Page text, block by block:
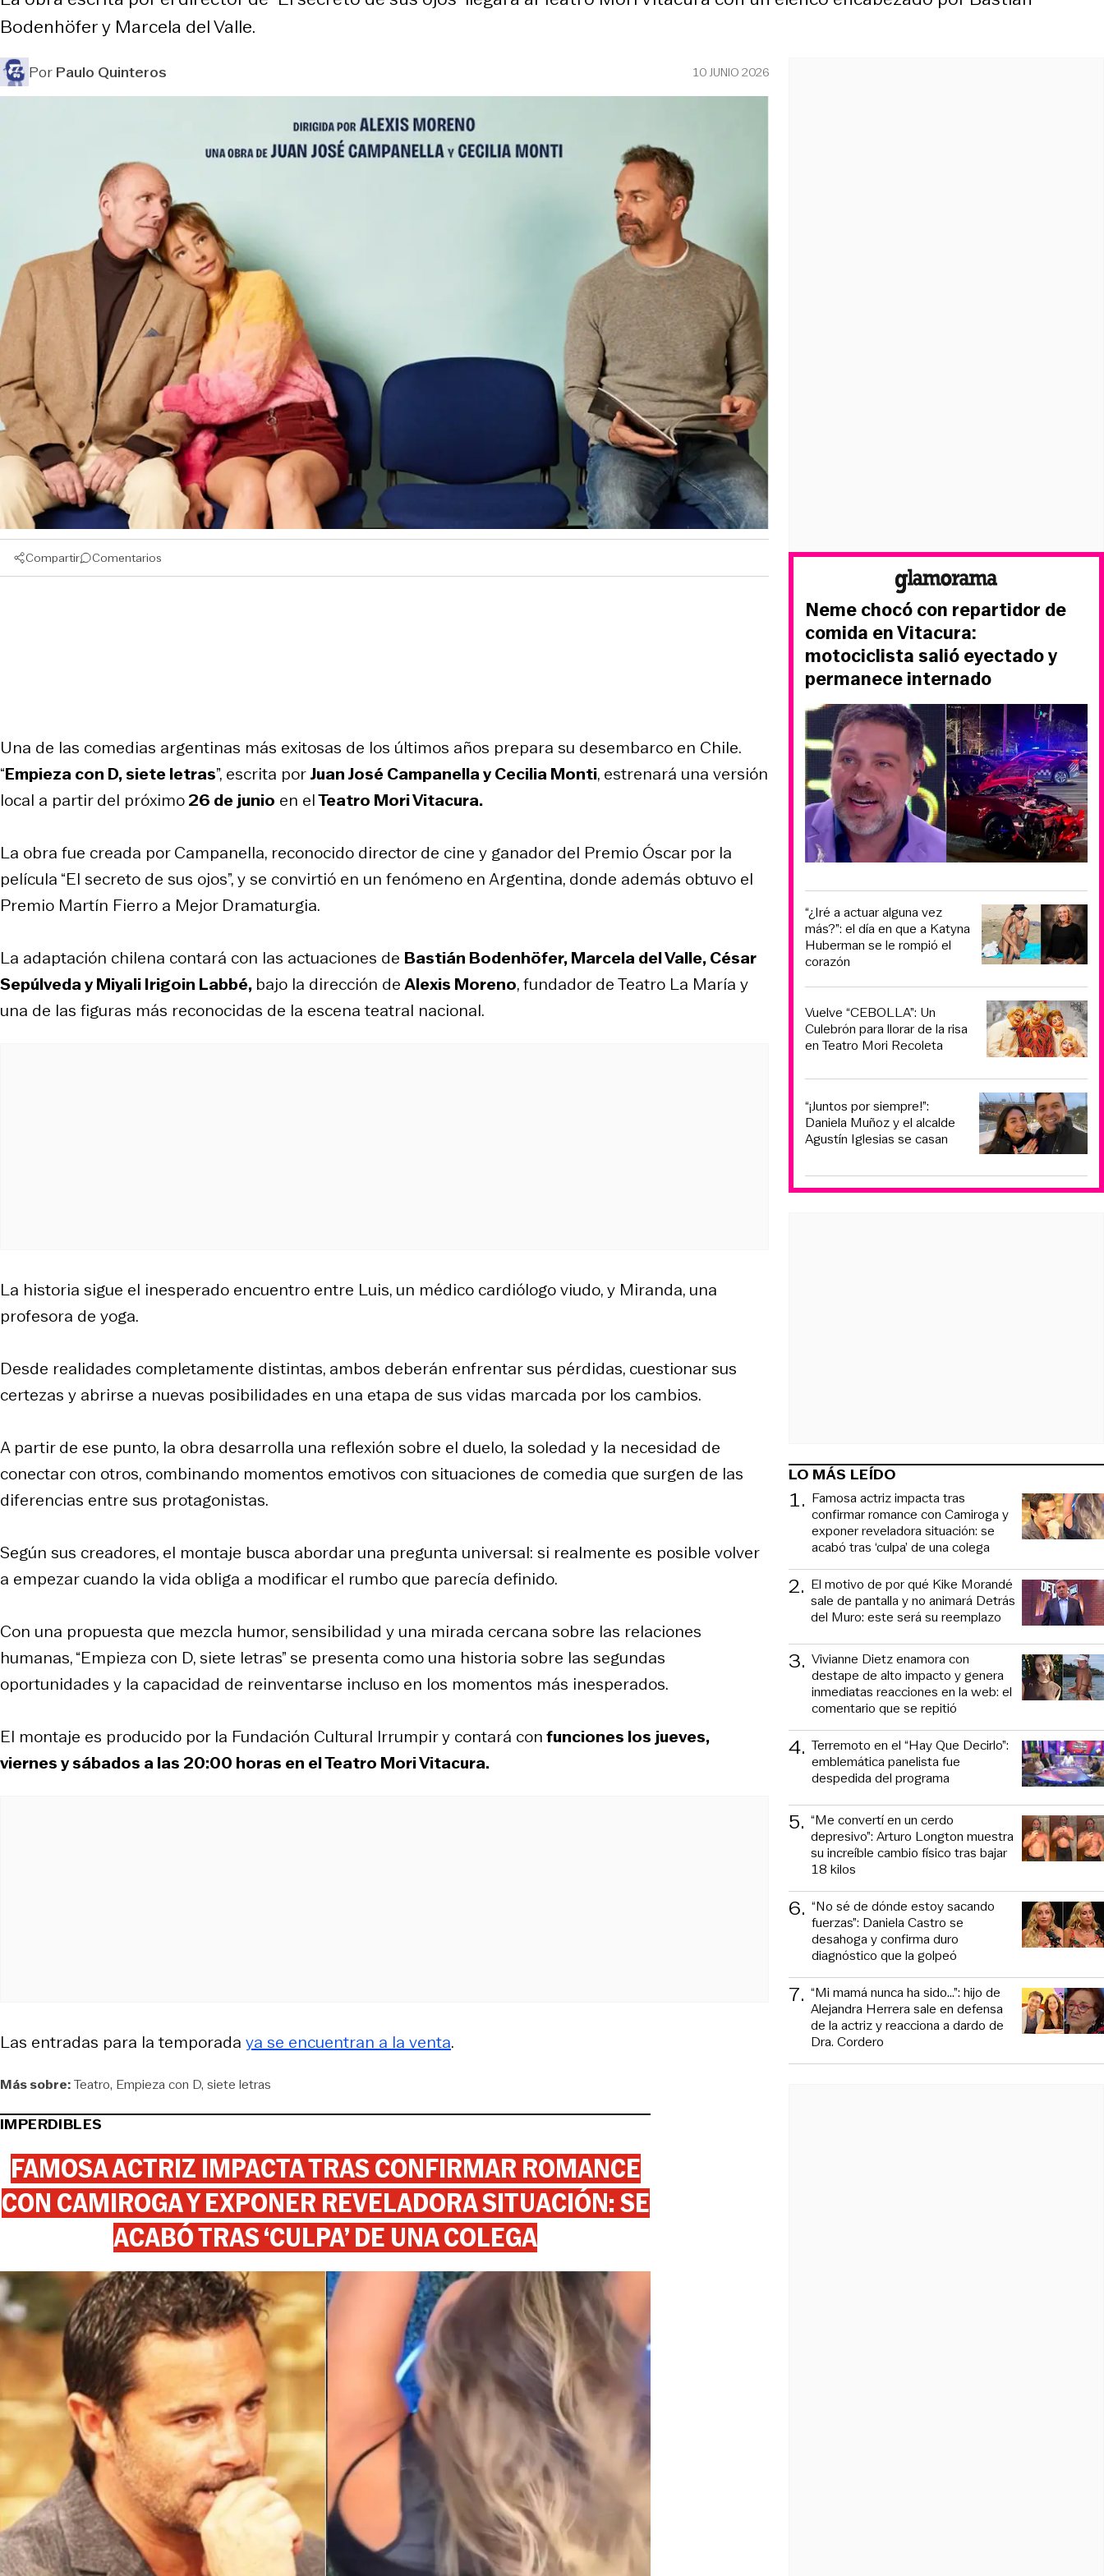
Bodenhöfer y Marcela del Valle.
PorPaulo Quinteros 10 JUNIO 2026
Compartir Comentarios
Una de las comedias argentinas más exitosas de los últimos años prepara su desembarco en Chile.
“Empieza con D, siete letras”, escrita porJuan José Campanella y Cecilia Monti, estrenará una versión
local a partir del próximo26 de junio en elTeatro Mori Vitacura.
La obra fue creada por Campanella, reconocido director de cine y ganador del Premio Óscar por la
película “El secreto de sus ojos”, y se convirtió en un fenómeno en Argentina, donde además obtuvo el
Premio Martín Fierro a Mejor Dramaturgia.
La adaptación chilena contará con las actuaciones de Bastián Bodenhöfer, Marcela del Valle, César
Sepúlveda y Miyali Irigoin Labbé, bajo la dirección deAlexis Moreno, fundador de Teatro La María y
una de las figuras más reconocidas de la escena teatral nacional.
La historia sigue el inesperado encuentro entre Luis, un médico cardiólogo viudo, y Miranda, una
profesora de yoga.
Desde realidades completamente distintas, ambos deberán enfrentar sus pérdidas, cuestionar sus
certezas y abrirse a nuevas posibilidades en una etapa de sus vidas marcada por los cambios.
A partir de ese punto, la obra desarrolla una reflexión sobre el duelo, la soledad y la necesidad de
conectar con otros, combinando momentos emotivos con situaciones de comedia que surgen de las
diferencias entre sus protagonistas.
Según sus creadores, el montaje busca abordar una pregunta universal: si realmente es posible volver
a empezar cuando la vida obliga a modificar el rumbo que parecía definido.
Con una propuesta que mezcla humor, sensibilidad y una mirada cercana sobre las relaciones
humanas, “Empieza con D, siete letras” se presenta como una historia sobre las segundas
oportunidades y la capacidad de reinventarse incluso en los momentos más inesperados.
El montaje es producido por la Fundación Cultural Irrumpir y contará confunciones los jueves,
viernes y sábados a las 20:00 horas en el Teatro Mori Vitacura.
Las entradas para la temporada ya se encuentran a la venta.
Más sobre:Teatro Empieza con D, siete letras
IMPERDIBLES
FAMOSA ACTRIZ IMPACTA TRAS CONFIRMAR ROMANCE
CON CAMIROGA Y EXPONER REVELADORA SITUACIÓN: SE
ACABÓ TRAS ‘CULPA’ DE UNA COLEGA
Neme chocó con repartidor de
comida en Vitacura:
motociclista salió eyectado y
permanece internado
“¿Iré a actuar alguna vez
más?”: el día en que a Katyna
Huberman se le rompió el
corazón
Vuelve “CEBOLLA”: Un
Culebrón para llorar de la risa
en Teatro Mori Recoleta
“¡Juntos por siempre!”:
Daniela Muñoz y el alcalde
Agustín Iglesias se casan
LO MÁS LEÍDO
1. Famosa actriz impacta tras
confirmar romance con Camiroga y
exponer reveladora situación: se
acabó tras ‘culpa’ de una colega
2. El motivo de por qué Kike Morandé
sale de pantalla y no animará Detrás
del Muro: este será su reemplazo
3. Vivianne Dietz enamora con
destape de alto impacto y genera
inmediatas reacciones en la web: el
comentario que se repitió
4. Terremoto en el “Hay Que Decirlo”:
emblemática panelista fue
despedida del programa
5. “Me convertí en un cerdo
depresivo”: Arturo Longton muestra
su increíble cambio físico tras bajar
18 kilos
6. “No sé de dónde estoy sacando
fuerzas”: Daniela Castro se
desahoga y confirma duro
diagnóstico que la golpeó
7. “Mi mamá nunca ha sido...”: hijo de
Alejandra Herrera sale en defensa
de la actriz y reacciona a dardo de
Dra. Cordero